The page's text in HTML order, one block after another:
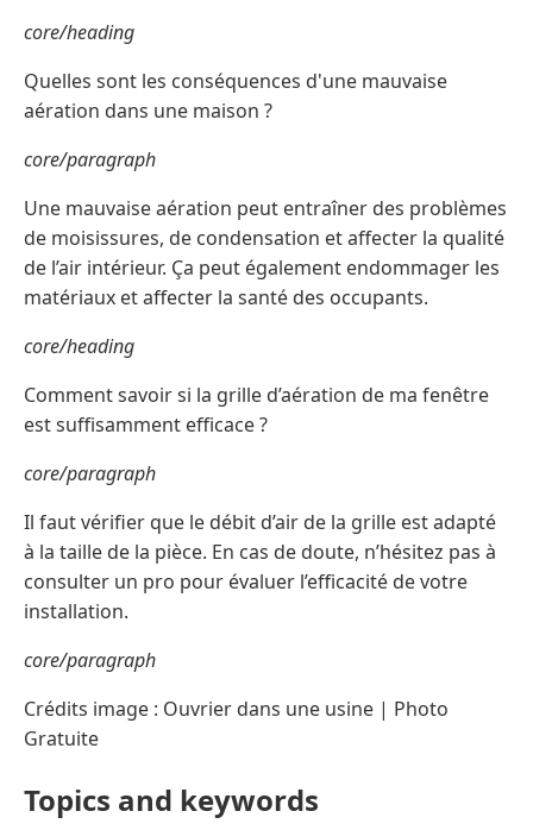
core/heading
Quelles sont les conséquences d'une mauvaise
aération dans une maison ?
core/paragraph
Une mauvaise aération peut entraîner des problèmes
de moisissures, de condensation et affecter la qualité
de l’air intérieur. Ça peut également endommager les
matériaux et affecter la santé des occupants.
core/heading
Comment savoir si la grille d’aération de ma fenêtre
est suffisamment efficace ?
core/paragraph
Il faut vérifier que le débit d’air de la grille est adapté
à la taille de la pièce. En cas de doute, n’hésitez pas à
consulter un pro pour évaluer l’efficacité de votre
installation.
core/paragraph
Crédits image : Ouvrier dans une usine | Photo
Gratuite
Topics and keywords